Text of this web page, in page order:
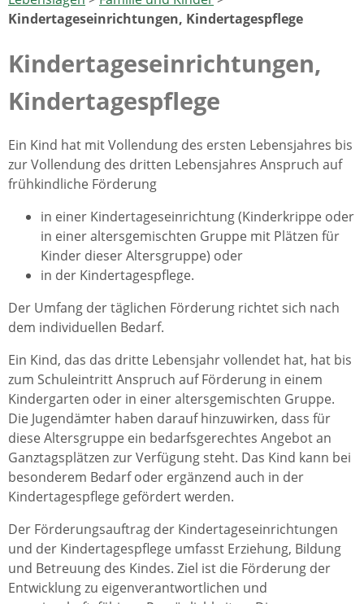
Kindertageseinrichtungen, Kindertagespflege
Kindertageseinrichtungen,
Kindertagespflege
Ein Kind hat mit Vollendung des ersten Lebensjahres bis
zur Vollendung des dritten Lebensjahres Anspruch auf
frühkindliche Förderung
in einer Kindertageseinrichtung (Kinderkrippe oder
in einer altersgemischten Gruppe mit Plätzen für
Kinder dieser Altersgruppe) oder
in der Kindertagespflege.
Der Umfang der täglichen Förderung richtet sich nach
dem individuellen Bedarf.
Ein Kind, das das dritte Lebensjahr vollendet hat, hat bis
zum Schuleintritt Anspruch auf Förderung in einem
Kindergarten oder in einer altersgemischten Gruppe.
Die Jugendämter haben darauf hinzuwirken, dass für
diese Altersgruppe ein bedarfsgerechtes Angebot an
Ganztagsplätzen zur Verfügung steht. Das Kind kann bei
besonderem Bedarf oder ergänzend auch in der
Kindertagespflege gefördert werden.
Der Förderungsauftrag der Kindertageseinrichtungen
und der Kindertagespflege umfasst Erziehung, Bildung
und Betreuung des Kindes. Ziel ist die Förderung der
Entwicklung zu eigenverantwortlichen und